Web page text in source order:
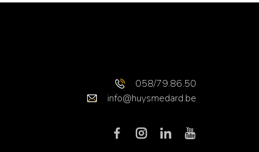
058/79.86.50
info@huysmedard.be